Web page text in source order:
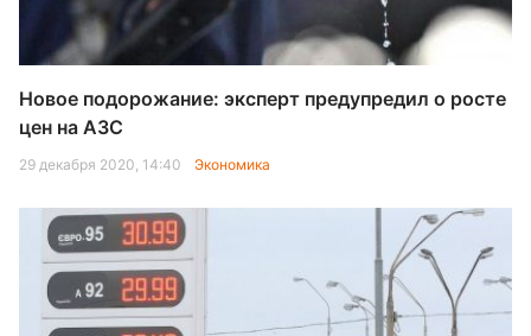
Новое подорожание: эксперт предупредил о росте
цен на АЗС
29 декабря 2020, 14:40 Экономика